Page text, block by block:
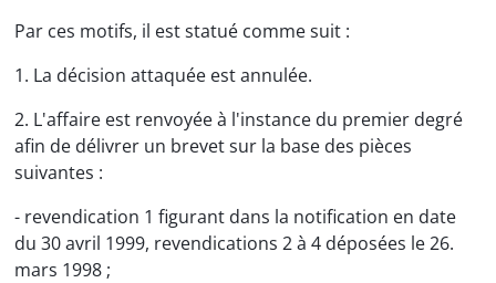
Par ces motifs, il est statué comme suit :
1. La décision attaquée est annulée.
2. L'affaire est renvoyée à l'instance du premier degré
afin de délivrer un brevet sur la base des pièces
suivantes :
- revendication 1 figurant dans la notification en date
du 30 avril 1999, revendications 2 à 4 déposées le 26.
mars 1998 ;